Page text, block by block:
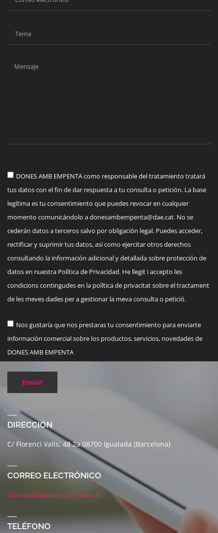
DONES AMB EMPENTA como responsable del tratamiento tratará
tus datos con el fin de dar respuesta a tu consulta o petición. La base
legítima es tu consentimiento que puedes revocar en cualquier
momento comunicándolo adonesambempenta@dae.cat. No se
cederán datos a terceros salvo por obligación legal. Puedes acceder,
rectificar y suprimir tus datos, así como ejercitar otros derechos
consultando la información adicional y detallada sobre protección de
datos en nuestra Política de Privacidad. He llegit i accepto les
condicions contingudes en la política de privacitat sobre el tractament
de les meves dades per a gestionar la meva consulta o petició.
Nos gustaría que nos prestaras tu consentimiento para enviarte
información comercial sobre los productos, servicios, novedades de
DONES AMB EMPENTA
Enviar
DIRECCIÓN
C/ Florenci Valls, 48 2a 08700 Igualada (Barcelona)
CORREO ELECTRÓNICO
donesambempenta@dae.cat
TELÉFONO